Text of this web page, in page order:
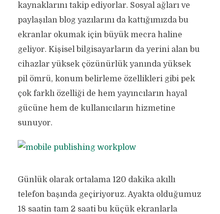
kaynaklarını takip ediyorlar. Sosyal ağları ve
paylaşılan blog yazılarını da kattığımızda bu
ekranlar okumak için büyük mecra haline
geliyor. Kişisel bilgisayarların da yerini alan bu
cihazlar yüksek çözünürlük yanında yüksek
pil ömrü, konum belirleme özellikleri gibi pek
çok farklı özelliği de hem yayıncıların hayal
gücüne hem de kullanıcıların hizmetine
sunuyor.
Günlük olarak ortalama 120 dakika akıllı
telefon başında geçiriyoruz. Ayakta olduğumuz
18 saatin tam 2 saati bu küçük ekranlarla